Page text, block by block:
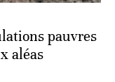
pauvres
aléas